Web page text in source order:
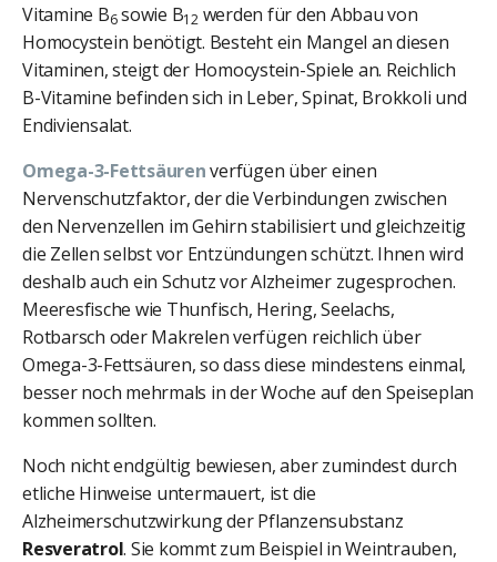
Vitamine B6sowie B12 werden für den Abbau von
Homocystein benötigt. Besteht ein Mangel an diesen
Vitaminen, steigt der Homocystein-Spiele an. Reichlich
B-Vitamine befinden sich in Leber, Spinat, Brokkoli und
Endiviensalat.
Omega-3-Fettsäurenverfügen über einen
Nervenschutzfaktor, der die Verbindungen zwischen
den Nervenzellen im Gehirn stabilisiert und gleichzeitig
die Zellen selbst vor Entzündungen schützt. Ihnen wird
deshalb auch ein Schutz vor Alzheimer zugesprochen.
Meeresfische wie Thunfisch, Hering, Seelachs,
Rotbarsch oder Makrelen verfügen reichlich über
Omega-3-Fettsäuren, so dass diese mindestens einmal,
besser noch mehrmals in der Woche auf den Speiseplan
kommen sollten.
Noch nicht endgültig bewiesen, aber zumindest durch
etliche Hinweise untermauert, ist die
Alzheimerschutzwirkung der Pflanzensubstanz
Resveratrol. Sie kommt zum Beispiel in Weintrauben,